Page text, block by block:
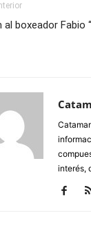
al boxeador Fabio
interés,